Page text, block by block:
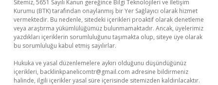
Sitemiz, 5651 Sayılı Kanun gereğince Bilgi Teknolojileri ve İletişim
Kurumu (BTK) tarafından onaylanmış bir Yer Sağlayıcı olarak hizmet
vermektedir. Bu nedenle, sitedeki içerikleri proaktif olarak denetleme
veya araştırma yükümlülüğümüz bulunmamaktadır. Ancak, üyelerimiz
yazdıkları içeriklerin sorumluluğunu taşımakta olup, siteye üye olarak
bu sorumluluğu kabul etmiş sayılırlar.
Hukuka ve yasal düzenlemelere aykırı olduğunu düşündüğünüz
içerikleri, backlinkpanelicomtr@gmail.com adresine bildirmeniz
halinde, ilgili içerikler yasal süre içerisinde sitemizden kaldırılacaktır.